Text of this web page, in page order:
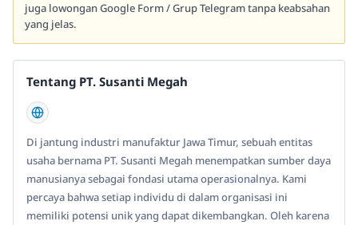
juga lowongan Google Form / Grup Telegram tanpa keabsahan
yang jelas.
Tentang PT. Susanti Megah
Di jantung industri manufaktur Jawa Timur, sebuah entitas
usaha bernama PT. Susanti Megah menempatkan sumber daya
manusianya sebagai fondasi utama operasionalnya. Kami
percaya bahwa setiap individu di dalam organisasi ini
memiliki potensi unik yang dapat dikembangkan. Oleh karena